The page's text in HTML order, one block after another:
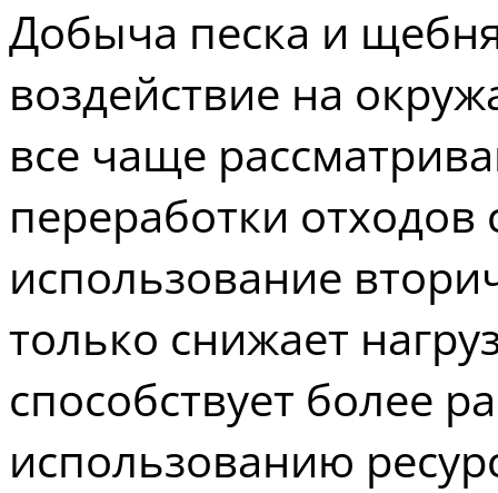
Добыча песка и
воздействие на
все чаще
переработки
использование
только снижает
способствует более
использованию